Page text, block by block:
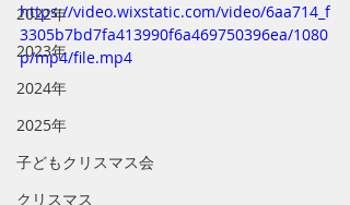
2022年
2023年
2024年
2025年
子どもクリスマス会
クリスマス
https://video.wixstatic.com/video/6aa714_f
3305b7bd7fa413990f6a469750396ea/1080
p/mp4/file.mp4